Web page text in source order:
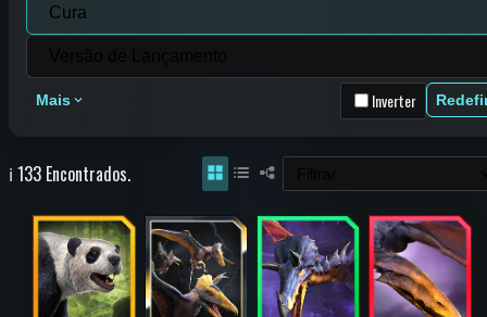
Mais Inverter
ℹ️ 133 Encontrados.